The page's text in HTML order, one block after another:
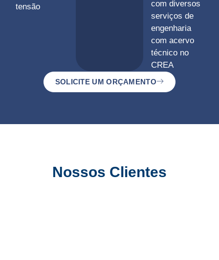
tensão
com diversos
serviços de
engenharia
com acervo
técnico no
CREA
SOLICITE UM ORÇAMENTO
Nossos Clientes